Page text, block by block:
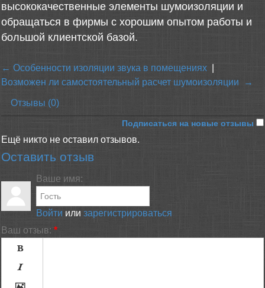
высококачественные элементы шумоизоляции и
обращаться в фирмы с хорошим опытом работы и
большой клиентской базой.
← Особенности изоляции звука в помещениях
Возможен ли самостоятельный расчет шумоизоляции →
Отзывы (0)
Подписаться на новые отзывы
Ещё никто не оставил отзывов.
Оставить отзыв
Ваше имя:
Войти илизарегистрироваться
Ваш отзыв: *

